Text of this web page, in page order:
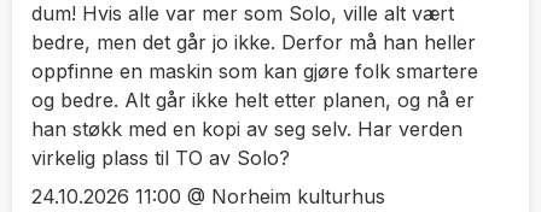
dum! Hvis alle var mer som Solo, ville alt vært
bedre, men det går jo ikke. Derfor må han heller
oppfinne en maskin som kan gjøre folk smartere
og bedre. Alt går ikke helt etter planen, og nå er
han støkk med en kopi av seg selv. Har verden
virkelig plass til TO av Solo?
24.10.2026 11:00 @ Norheim kulturhus